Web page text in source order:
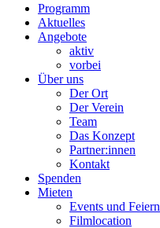
Programm
Aktuelles
Angebote
aktiv
vorbei
Über uns
Der Ort
Der Verein
Team
Das Konzept
Partner:innen
Kontakt
Spenden
Mieten
Events und Feiern
Filmlocation